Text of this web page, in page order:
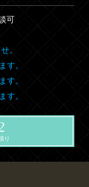
可
。
す。
す。
す。
り